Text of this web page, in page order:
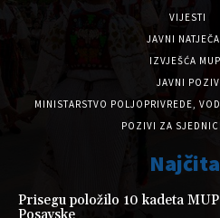
VIJESTI
JAVNI
IZVJEŠĆA
JAVNI
MINISTARSTVO POLJOPRIVREDE,
POZIVI ZA
Prisegu položilo 10 kadeta